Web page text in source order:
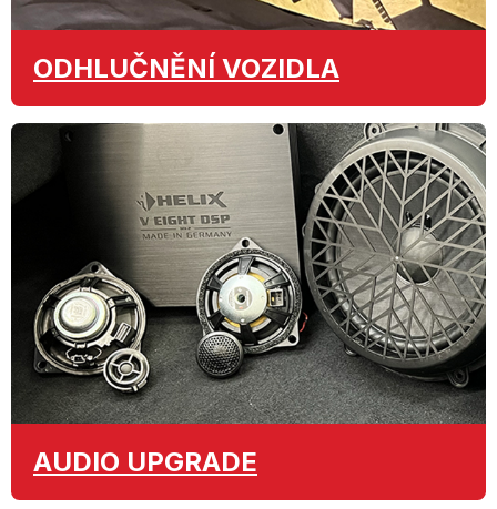
ODHLUČNĚNÍ VOZIDLA
AUDIO UPGRADE